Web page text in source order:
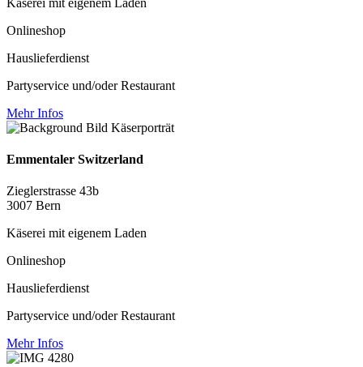
Onlineshop
Hauslieferdienst
Partyservice und/oder Restaurant
Mehr Infos
Emmentaler Switzerland
Zieglerstrasse 43b
3007 Bern
Käserei mit eigenem Laden
Onlineshop
Hauslieferdienst
Partyservice und/oder Restaurant
Mehr Infos